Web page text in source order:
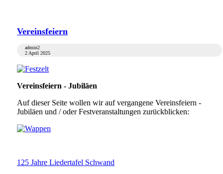
Vereinsfeiern
admin2
2 April 2025
Vereinsfeiern - Jubiläen
Auf dieser Seite wollen wir auf vergangene Vereinsfeiern -
Jubiläen und / oder Festveranstaltungen zurückblicken:
125 Jahre Liedertafel Schwand